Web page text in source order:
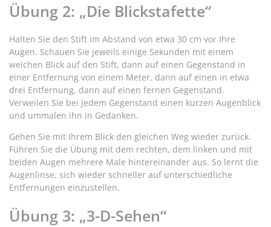
Übung 2: „Die Blickstafette“
Halten Sie den Stift im Abstand von etwa 30 cm vor Ihre
Augen. Schauen Sie jeweils einige Sekunden mit einem
weichen Blick auf den Stift, dann auf einen Gegenstand in
einer Entfernung von einem Meter, dann auf einen in etwa
drei Entfernung, dann auf einen fernen Gegenstand.
Verweilen Sie bei jedem Gegenstand einen kurzen Augenblick
und ummalen ihn in Gedanken.
Gehen Sie mit Ihrem Blick den gleichen Weg wieder zurück.
Führen Sie die Übung mit dem rechten, dem linken und mit
beiden Augen mehrere Male hintereinander aus. So lernt die
Augenlinse, sich wieder schneller auf unterschiedliche
Entfernungen einzustellen.
Übung 3: „3-D-Sehen“